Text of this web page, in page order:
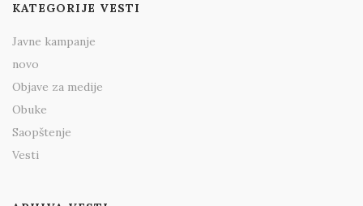
KATEGORIJE VESTI
Javne kampanje
novo
Objave za medije
Obuke
Saopštenje
Vesti